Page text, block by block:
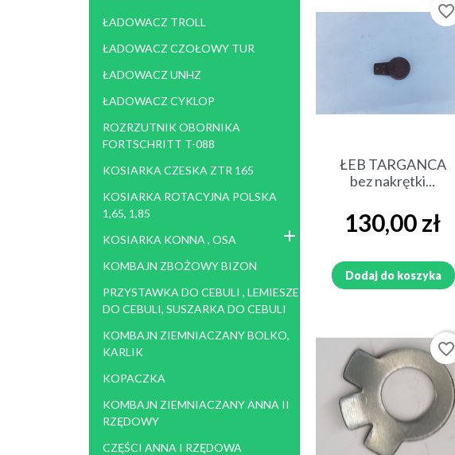
ŁADOWACZ TROLL
ŁADOWACZ CZOŁOWY TUR
ŁADOWACZ UNHZ
ŁADOWACZ CYKLOP
ROZRZUTNIK OBORNIKA
FORTSCHRITT T-088
KOSIARKA CZESKA ZTR 165
KOSIARKA ROTACYJNA POLSKA
1,65, 1,85
KOSIARKA KONNA , OSA
KOMBAJN ZBOŻOWY BIZON
PRZYSTAWKA DO CEBULI , LEMIESZE
DO CEBULI, SUSZARKA DO CEBULI
KOMBAJN ZIEMNIACZANY BOLKO,
KARLIK
KOPACZKA
KOMBAJN ZIEMNIACZANY ANNA II
RZĘDOWY
CZĘŚCI ANNA I RZĘDOWA
Szybki podgląd
ŁEB TARGANCA
bez nakrętki...
Cena
130,00 zł
Dodaj do koszyka
favorite_border
favorite_border